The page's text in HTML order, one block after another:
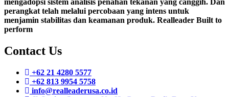
mengadopsi sistem analisis penahan tekanan yang canggih. Dan
perangkat telah melalui percobaan yang intens untuk
menjamin stabilitas dan keamanan produk. Realleader Built to
perform
Contact Us
+62 21 4280 5577
+62 813 9954 5758
info@realleaderusa.co.id